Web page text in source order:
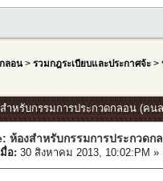
ลอน> รวมกฎระเบียบและประกาศจ้ะ>
ำหรับกรรมการประกวดกลอน (คน
ห้องสำหรับกรรมการประกวด
มื่อ: 30 สิงหาคม 2013, 10:02:PM »